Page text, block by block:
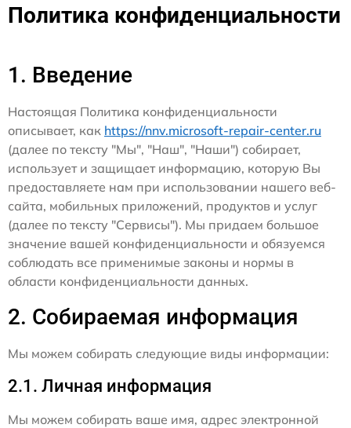
Политика конфиденциальности
1. Введение
Настоящая Политика конфиденциальности
описывает, как https://nnv.microsoft-repair-center.ru
(далее по тексту "Мы", "Наш", "Наши") собирает,
использует и защищает информацию, которую Вы
предоставляете нам при использовании нашего веб-
сайта, мобильных приложений, продуктов и услуг
(далее по тексту "Сервисы"). Мы придаем большое
значение вашей конфиденциальности и обязуемся
соблюдать все применимые законы и нормы в
области конфиденциальности данных.
2. Собираемая информация
Мы можем собирать следующие виды информации:
2.1. Личная информация
Мы можем собирать ваше имя, адрес электронной